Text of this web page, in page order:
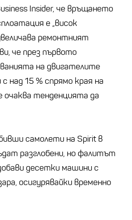
Insider, че връщането
е „висок
ремонтният
че през първото
на двигателите
над 15 % спрямо края на
очаква тенденцията да
самолети на Spirit в
разглобени, но фалитът
десетки машини с
осигурявайки временно